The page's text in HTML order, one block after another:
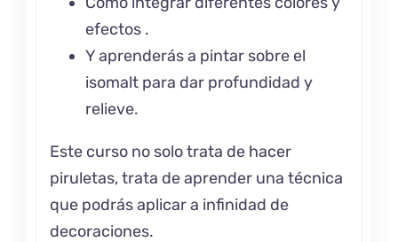
efectos .
Y aprenderás a pintar sobre el
isomalt para dar profundidad y
relieve.
Este curso no solo trata de hacer
piruletas, trata de aprender una técnica
que podrás aplicar a infinidad de
decoraciones.